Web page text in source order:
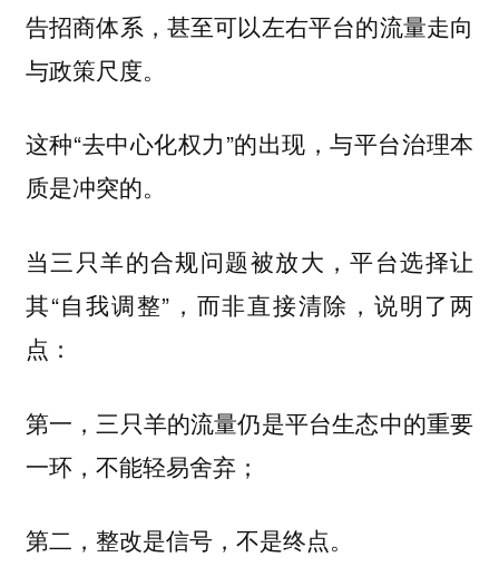
告招商体系，甚至可以左右平台的流量走向
与政策尺度。
这种“去中心化权力”的出现，与平台治理本
质是冲突的。
当三只羊的合规问题被放大，平台选择让
其“自我调整”，而非直接清除，说明了两
点：
第一，三只羊的流量仍是平台生态中的重要
一环，不能轻易舍弃；
第二，整改是信号，不是终点。